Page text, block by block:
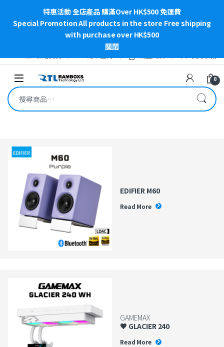
特惠活動 全店產品 購滿Over HK$500 免運費
Special Promotion All products in the store Free shipping
with purchase over HK$500
關閉
Open 0
搜尋關鍵字:
EDIFIER M60
Read More
GAMEMAX
🖤 GLACIER 240
Read More